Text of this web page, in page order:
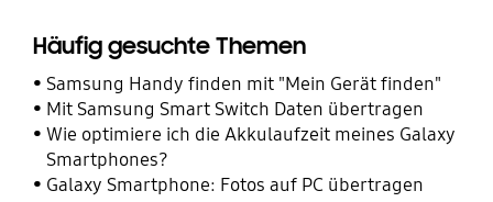
Häufig gesuchte Themen
Samsung Handy finden mit "Mein Gerät finden"
Mit Samsung Smart Switch Daten übertragen
Wie optimiere ich die Akkulaufzeit meines Galaxy
Smartphones?
Galaxy Smartphone: Fotos auf PC übertragen